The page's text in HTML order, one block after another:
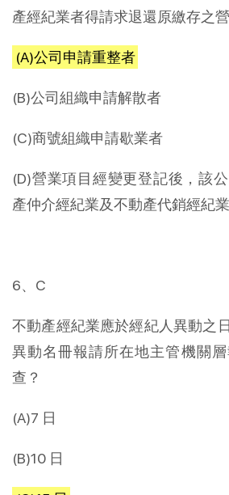
產經紀業者得請求退還原繳存之
(A)公司申請重整者
(B)公司組織申請解散者
(C)商號組織申請歇業者
(D)營業項目經變更登記後，該
產仲介經紀業及不動產代銷經紀
6、C
不動產經紀業應於經紀人異動之
異動名冊報請所在地主管機關
查？
(A)7 日
(B)10 日